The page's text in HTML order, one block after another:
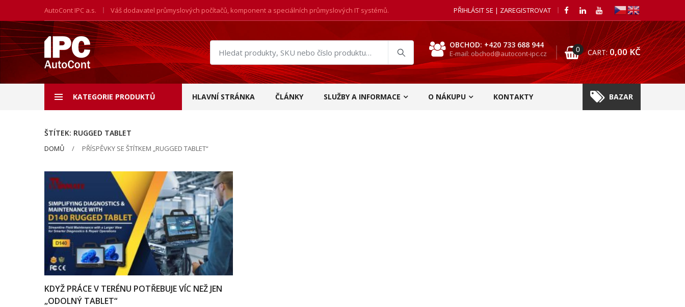
AutoCont IPC a.s. Váš dodavatel průmyslových počítačů, komponent a speciálních průmyslových IT systémů. PŘIHLÁSIT SE | ZAREGISTROVAT
Hledat
produkty
OBCHOD: +420 733 688 944
E-mail: obchod@autocont-ipc.cz 0 CART: 0,00KČ
KATEGORIE PRODUKTŮ HLAVNÍ STRÁNKA ČLÁNKY SLUŽBY A INFORMACE O NÁKUPU KONTAKTY BAZAR
ŠTÍTEK: RUGGED TABLET
DOMŮ PŘÍSPĚVKY SE ŠTÍTKEM „RUGGED TABLET“
KDYŽ PRÁCE V TERÉNU POTŘEBUJE VÍC NEŽ JEN
„ODOLNÝ TABLET“